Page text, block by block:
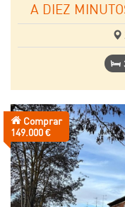
A DIEZ
Comprar
Precio:
149.000 €